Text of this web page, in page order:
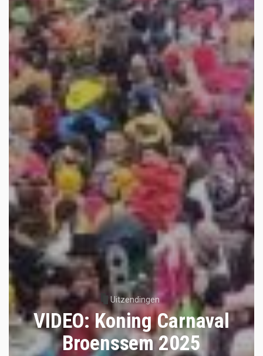
Uitzendingen
VIDEO: Koning Carnaval
Broenssem 2025